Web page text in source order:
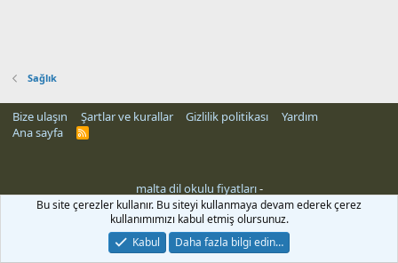
Sağlık
Bize ulaşın Şartlar ve kurallar Gizlilik politikası
Yardım
Ana sayfa
R
malta dil okulu fiyatları-
Bu site çerezler kullanır. Bu siteyi kullanmaya devam ederek çerez
kullanımımızı kabul etmiş olursunuz.
Kabul
Daha fazla bilgi edin…